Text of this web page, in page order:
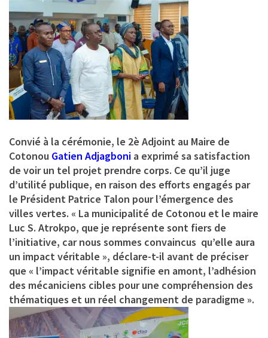
Convié à la cérémonie, le 2è Adjoint au Maire de
Cotonou Gatien Adjagboni a exprimé sa satisfaction
de voir un tel projet prendre corps. Ce qu’il juge
d’utilité publique, en raison des efforts engagés par
le Président Patrice Talon pour l’émergence des
villes vertes. « La municipalité de Cotonou et le maire
Luc S. Atrokpo, que je représente sont fiers de
l’initiative, car nous sommes convaincus qu’elle aura
un impact véritable », déclare-t-il avant de préciser
que « l’impact véritable signifie en amont, l’adhésion
des mécaniciens cibles pour une compréhension des
thématiques et un réel changement de paradigme ».